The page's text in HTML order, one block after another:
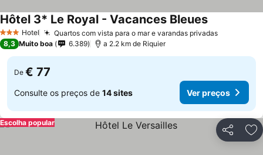
3 EstrelasHotel Quartos com vista para o mar e varandas privadas
Hôtel 3* Le Royal - Vacances Bleues
8,3 Muito boa 6.389 a 2.2 km de Riquier
De € 77
Consulte os preços de 14 sites Ver preços
Partilhar
Escolha popular